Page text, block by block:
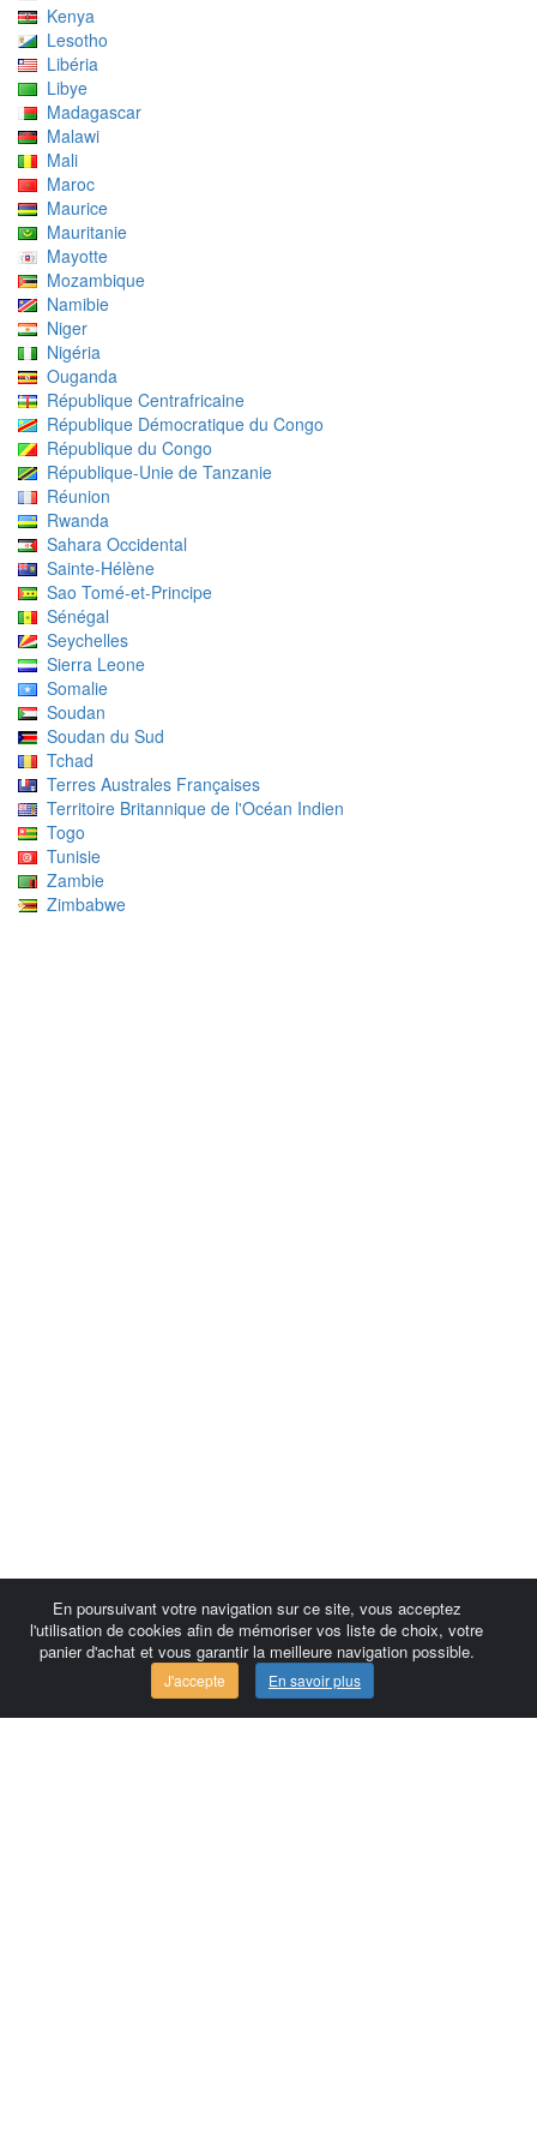
Kenya
Lesotho
Libéria
Libye
Madagascar
Malawi
Mali
Maroc
Maurice
Mauritanie
Mayotte
Mozambique
Namibie
Niger
Nigéria
Ouganda
République Centrafricaine
République Démocratique du Congo
République du Congo
République-Unie de Tanzanie
Réunion
Rwanda
Sahara Occidental
Sainte-Hélène
Sao Tomé-et-Principe
Sénégal
Seychelles
Sierra Leone
Somalie
Soudan
Soudan du Sud
Tchad
Terres Australes Françaises
Territoire Britannique de l'Océan Indien
Togo
Tunisie
Zambie
Zimbabwe
En poursuivant votre navigation sur ce site, vous acceptez
l'utilisation de cookies afin de mémoriser vos liste de choix, votre
panier d'achat et vous garantir la meilleure navigation possible.
J'accepte En savoir plus